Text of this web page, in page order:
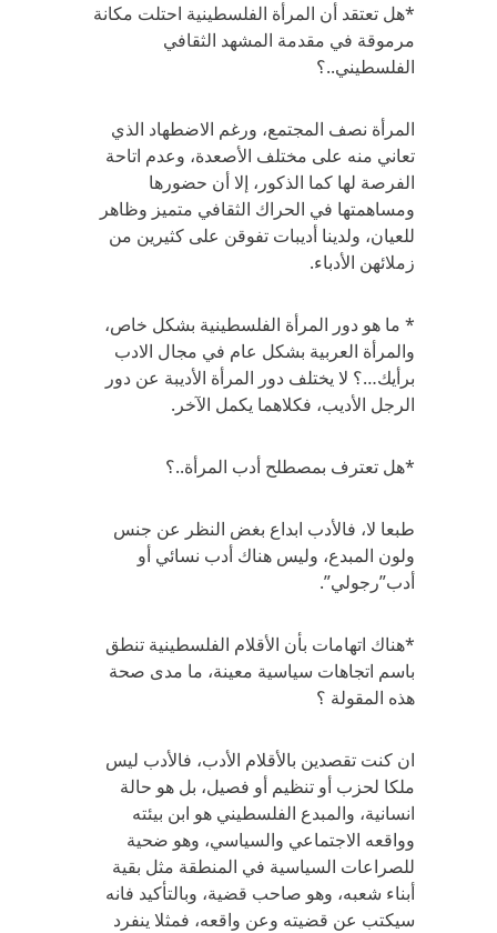
*هل تعتقد أن المرأة الفلسطينية احتلت مكانة
مرموقة في مقدمة المشهد الثقافي
الفلسطيني..؟
المرأة نصف المجتمع، ورغم الاضطهاد الذي
تعاني منه على مختلف الأصعدة، وعدم اتاحة
الفرصة لها كما الذكور، إلا أن حضورها
ومساهمتها في الحراك الثقافي متميز وظاهر
للعيان، ولدينا أديبات تفوقن على كثيرين من
زملائهن الأدباء.
* ما هو دور المرأة الفلسطينية بشكل خاص،
والمرأة العربية بشكل عام في مجال الادب
برأيك…؟ لا يختلف دور المرأة الأديبة عن دور
الرجل الأديب، فكلاهما يكمل الآخر.
*هل تعترف بمصطلح أدب المرأة..؟
طبعا لا، فالأدب ابداع بغض النظر عن جنس
ولون المبدع، وليس هناك أدب نسائي أو
أدب”رجولي”.
*هناك اتهامات بأن الأقلام الفلسطينية تنطق
باسم اتجاهات سياسية معينة، ما مدى صحة
هذه المقولة ؟
ان كنت تقصدين بالأقلام الأدب، فالأدب ليس
ملكا لحزب أو تنظيم أو فصيل، بل هو حالة
انسانية، والمبدع الفلسطيني هو ابن بيئته
وواقعه الاجتماعي والسياسي، وهو ضحية
للصراعات السياسية في المنطقة مثل بقية
أبناء شعبه، وهو صاحب قضية، وبالتأكيد فانه
سيكتب عن قضيته وعن واقعه، فمثلا ينفرد